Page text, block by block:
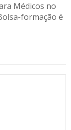
Médicos no
formação é